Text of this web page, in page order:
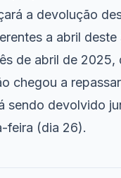
a devolução
a abril deste
de abril de
chegou a
sendo devolvido
feira (dia 26).